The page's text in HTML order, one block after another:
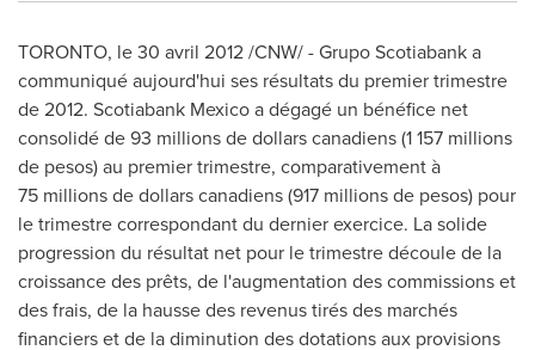
TORONTO, le 30 avril 2012 /CNW/ - Grupo Scotiabank a
communiqué aujourd'hui ses résultats du premier trimestre
de 2012. Scotiabank Mexicoa dégagé un bénéfice net
consolidé de 93 millions de dollars canadiens (1 157 millions
de pesos) au premier trimestre, comparativement à
75 millions de dollars canadiens (917 millions de pesos) pour
le trimestre correspondant du dernier exercice. La solide
progression du résultat net pour le trimestre découle de la
croissance des prêts, de l'augmentation des commissions et
des frais, de la hausse des revenus tirés des marchés
financiers et de la diminution des dotations aux provisions